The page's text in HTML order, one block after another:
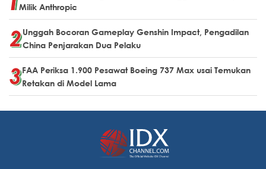
Milik Anthropic
Unggah Bocoran Gameplay Genshin Impact, Pengadilan
China Penjarakan Dua Pelaku
FAA Periksa 1.900 Pesawat Boeing 737 Max usai Temukan
Retakan di Model Lama